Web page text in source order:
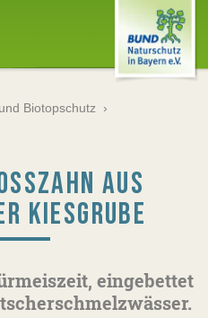
Biotopschutz ›
AUS E
KIESGRUBE
eingebettet